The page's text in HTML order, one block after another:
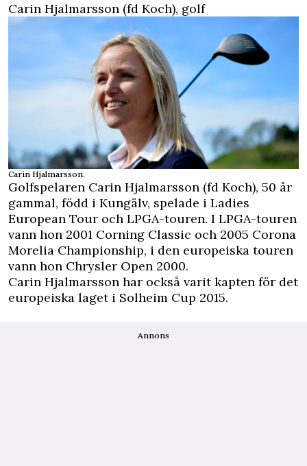
Carin Hjalmarsson (fd Koch), golf
Carin Hjalmarsson.
Golfspelaren Carin Hjalmarsson (fd Koch), 50 år
gammal, född i Kungälv, spelade i Ladies
European Tour och LPGA-touren. I LPGA-touren
vann hon 2001 Corning Classic och 2005 Corona
Morelia Championship, i den europeiska touren
vann hon Chrysler Open 2000.
Carin Hjalmarsson har också varit kapten för det
europeiska laget i Solheim Cup 2015.
Annons